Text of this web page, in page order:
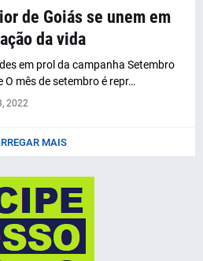
de Goiás se unem em
da vida
em prol da campanha Setembro
O mês de setembro é repr…
2022
MAIS